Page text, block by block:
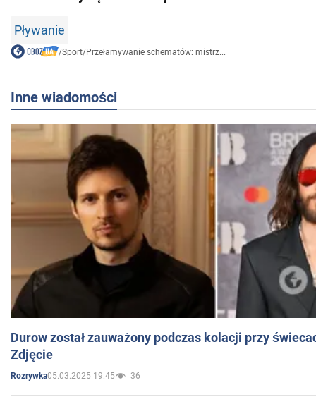
Pływanie
/Sport/Przełamywanie schematów: mistrz...
Inne wiadomości
Durow został zauważony podczas kolacji przy
Zdjęcie
Rozrywka05.03.2025 19:45 36